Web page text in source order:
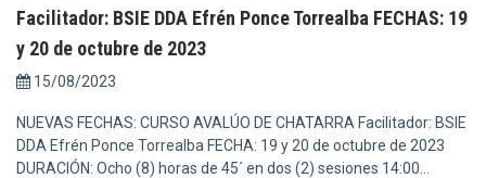
Facilitador: BSIE DDA Efrén Ponce Torrealba FECHAS: 19
y 20 de octubre de 2023
15/08/2023
NUEVAS FECHAS: CURSO AVALÚO DE CHATARRA Facilitador: BSIE
DDA Efrén Ponce Torrealba FECHA: 19 y 20 de octubre de 2023
DURACIÓN: Ocho (8) horas de 45´ en dos (2) sesiones 14:00...